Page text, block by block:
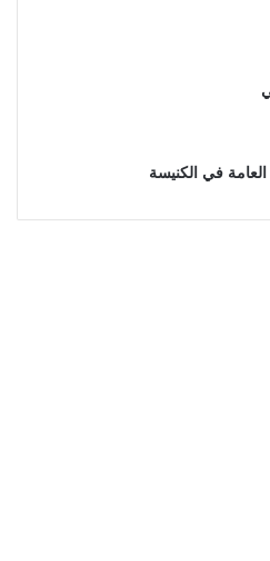
العامة في الكنيسة